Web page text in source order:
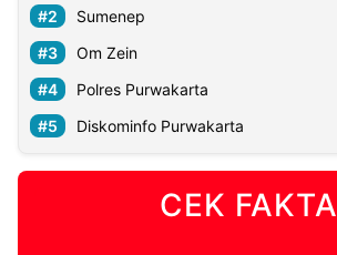
Sumenep
Om Zein
Polres Purwakarta
Diskominfo Purwakarta
CEK FAKTA